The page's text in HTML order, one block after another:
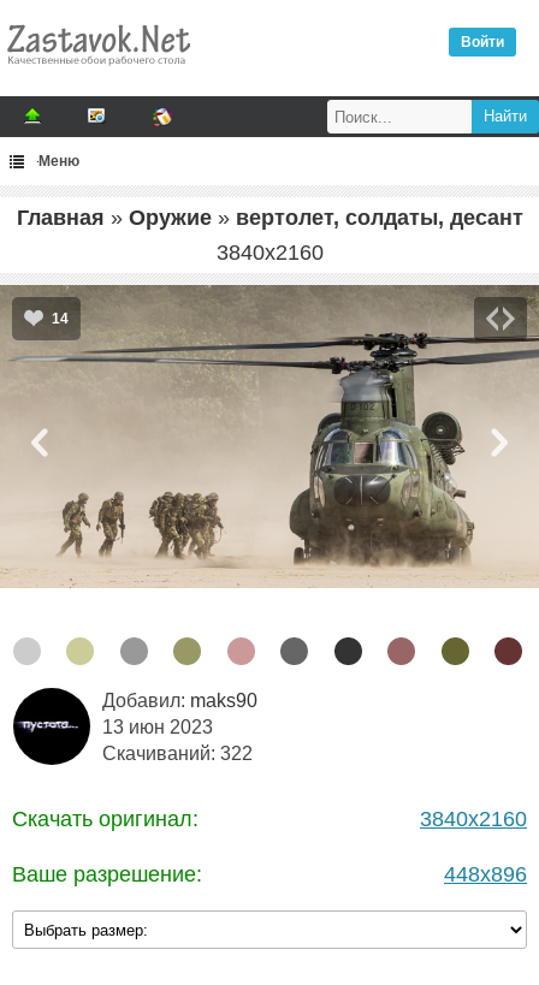
Войти
Меню
Главная » Оружие» вертолет, солдаты, десант
3840x2160
14
Добавил: maks90
13 июн 2023
Скачиваний: 322
Скачать оригинал: 3840x2160
Ваше разрешение: 448x896